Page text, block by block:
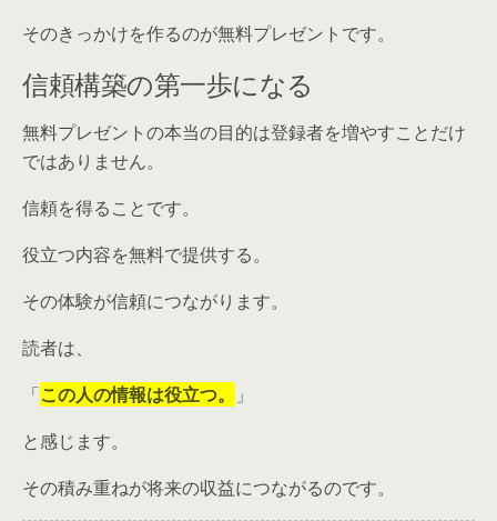
そのきっかけを作るのが無料プレゼントです。
信頼構築の第一歩になる
無料プレゼントの本当の目的は登録者を増やすことだけ
ではありません。
信頼を得ることです。
役立つ内容を無料で提供する。
その体験が信頼につながります。
読者は、
「この人の情報は役立つ。
」
と感じます。
その積み重ねが将来の収益につながるのです。